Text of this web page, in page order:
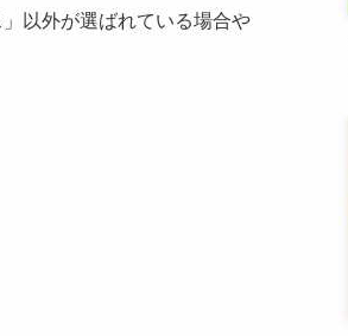
以外が選ばれている場合や